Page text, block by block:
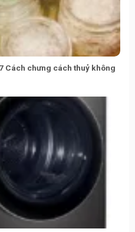
Cách chưng cách thuỷ không